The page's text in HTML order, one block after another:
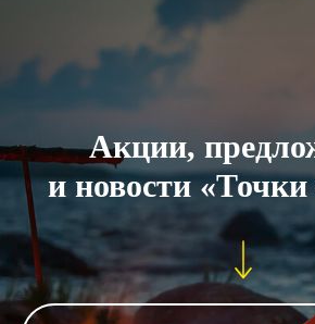
Акции,
и новости